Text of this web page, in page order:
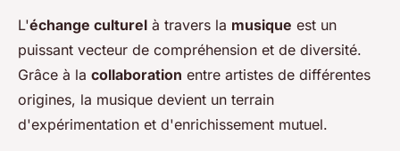
L'échange culturel à travers la musique est un
puissant vecteur de compréhension et de diversité.
Grâce à la collaboration entre artistes de différentes
origines, la musique devient un terrain
d'expérimentation et d'enrichissement mutuel.